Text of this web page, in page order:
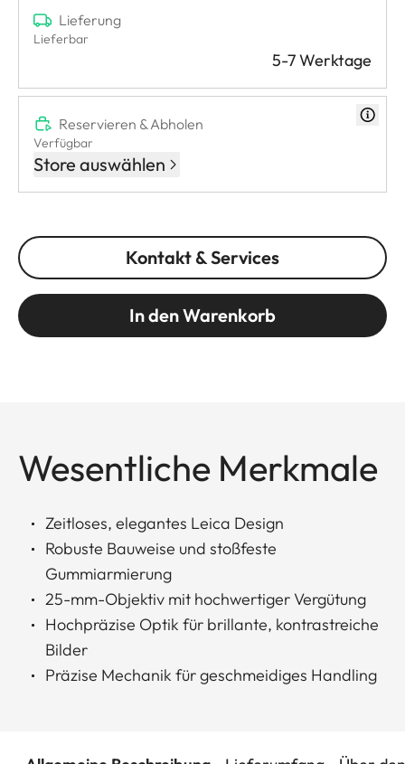
Lieferung
Lieferbar
5-7 Werktage
Reservieren & Abholen
Verfügbar
Store auswählen
Kontakt & Services
In den Warenkorb
Wesentliche Merkmale
Zeitloses, elegantes Leica Design
Robuste Bauweise und stoßfeste
Gummiarmierung
25-mm-Objektiv mit hochwertiger Vergütung
Hochpräzise Optik für brillante, kontrastreiche
Bilder
Präzise Mechanik für geschmeidiges Handling